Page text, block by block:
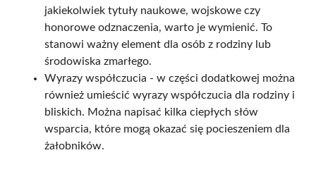
jakiekolwiek tytuły naukowe, wojskowe czy
honorowe odznaczenia, warto je wymienić. To
stanowi ważny element dla osób z rodziny lub
środowiska zmarłego.
Wyrazy współczucia - w części dodatkowej można
również umieścić wyrazy współczucia dla rodziny i
bliskich. Można napisać kilka ciepłych słów
wsparcia, które mogą okazać się pocieszeniem dla
żałobników.